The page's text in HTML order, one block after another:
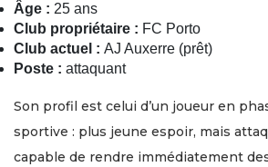
Âge : 25 ans
Club propriétaire : FC Porto
Club actuel : AJ Auxerre (prêt)
Poste : attaquant
Son profil est celui d’un joueur en
sportive : plus jeune espoir, mais
capable de rendre immédiatement